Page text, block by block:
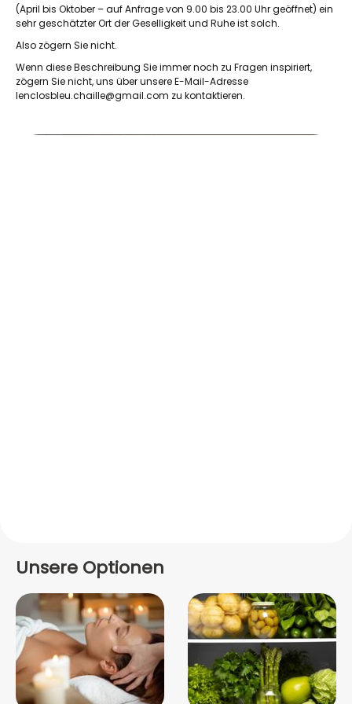
(April bis Oktober – auf Anfrage von 9.00 bis 23.00 Uhr geöffnet) ein
sehr geschätzter Ort der Geselligkeit und Ruhe ist solch.
Also zögern Sie nicht.
Wenn diese Beschreibung Sie immer noch zu Fragen inspiriert,
zögern Sie nicht, uns über unsere E-Mail-Adresse
lenclosbleu.chaille@gmail.com zu kontaktieren.
Unsere Optionen